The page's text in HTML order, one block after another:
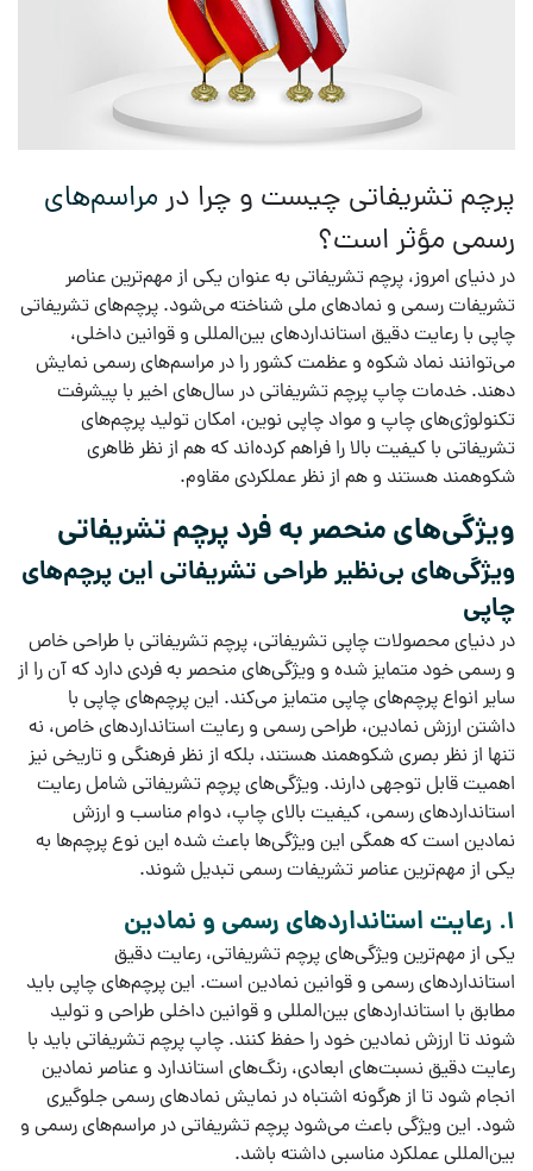
پرچم تشریفاتی چیست و چرا درمراسم‌های
رسمی مؤثر است؟
در دنیای امروز، پرچم تشریفاتی به عنوان یکی از مهم‌ترین عناصر
تشریفات رسمی و نمادهای ملیشناخته می‌شود. پرچم‌های تشریفاتی
چاپی با رعایت دقیق استانداردهای بین‌المللی و قوانین داخلی،
می‌توانند نماد شکوه و عظمت کشور را در مراسم‌های رسمی نمایش
دهند. خدمات چاپ پرچم تشریفاتیدر سال‌های اخیر با پیشرفت
تکنولوژی‌های چاپ و مواد چاپی نوین، امکان تولید پرچم‌های
تشریفاتی با کیفیت بالا را فراهم کرده‌اند که هم از نظر ظاهری
شکوهمند هستند و هم از نظر عملکردی مقاوم.
ویژگی‌های منحصر به فرد پرچم تشریفاتی
ویژگی‌های بی‌نظیر طراحی تشریفاتی این پرچم‌های
چاپی
در دنیایمحصولات چاپی تشریفاتی، پرچم تشریفاتی با طراحی خاص
و رسمی خود متمایز شده و ویژگی‌های منحصر به فردی دارد که آن را از
سایر انواع پرچم‌های چاپیمتمایز می‌کند. اینپرچم‌های چاپی با
داشتن ارزش نمادین، طراحی رسمی و رعایت استانداردهای خاص، نه
تنها از نظر بصری شکوهمند هستند، بلکه از نظر فرهنگی و تاریخی نیز
اهمیت قابل توجهی دارند. ویژگی‌های پرچم تشریفاتیشاملرعایت
استانداردهای رسمی، کیفیت بالای چاپ، دوام مناسب و ارزش
نمادین است که همگی این ویژگی‌ها باعث شده این نوع پرچم‌ها به
یکی از مهم‌ترین عناصرتشریفات رسمیتبدیل شوند.
1. رعایت استانداردهای رسمی و نمادین
یکی از مهم‌ترین ویژگی‌هایپرچم تشریفاتی، رعایت دقیق
استانداردهای رسمی و قوانین نمادین است. اینپرچم‌های چاپی باید
مطابق با استانداردهای بین‌المللی و قوانین داخلیطراحی و تولید
شوند تا ارزش نمادین خود را حفظ کنند. چاپ پرچم تشریفاتی باید با
رعایت دقیق نسبت‌های ابعادی، رنگ‌های استاندارد و عناصر نمادین
انجام شود تا از هرگونه اشتباه در نمایش نمادهای رسمی جلوگیری
شود. این ویژگی باعث می‌شود پرچم تشریفاتیدر مراسم‌های رسمی و
بین‌المللی عملکرد مناسبی داشته باشد.